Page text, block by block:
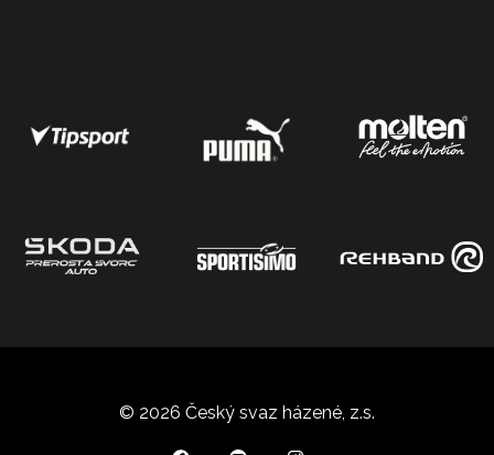
© 2026 Český svaz házené, z.s.